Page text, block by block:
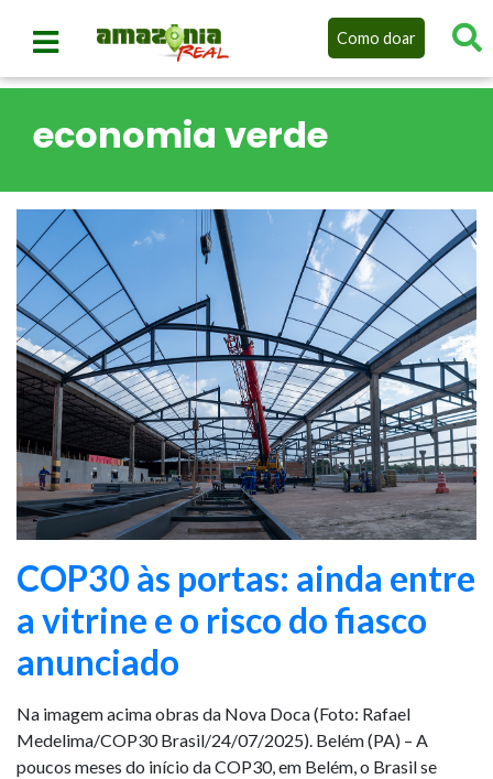
Como doar
economia verde
COP30 às portas: ainda entre
a vitrine e o risco do fiasco
anunciado
Na imagem acima obras da Nova Doca (Foto: Rafael
Medelima/COP30 Brasil/24/07/2025). Belém (PA) – A
poucos meses do início da COP30, em Belém, o Brasil se